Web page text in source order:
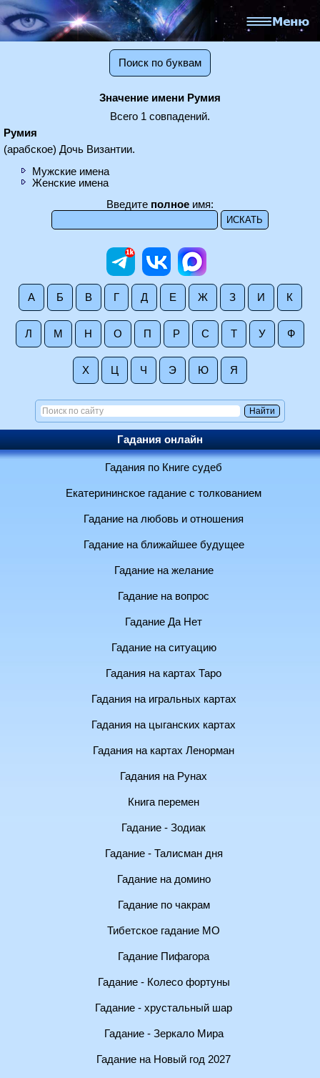
Поиск по буквам
Значение имени Румия
Всего 1 совпадений.
Румия
(арабское) Дочь Византии.
Мужские имена
Женские имена
Введите полное имя:
А Б В Г Д Е Ж З И К
Л М Н О П Р С Т У Ф
Х Ц Ч Э Ю Я
Гадания онлайн
Гадания по Книге судеб
Екатерининское гадание с толкованием
Гадание на любовь и отношения
Гадание на ближайшее будущее
Гадание на желание
Гадание на вопрос
Гадание Да Нет
Гадание на ситуацию
Гадания на картах Таро
Гадания на игральных картах
Гадания на цыганских картах
Гадания на картах Ленорман
Гадания на Рунах
Книга перемен
Гадание - Зодиак
Гадание - Талисман дня
Гадание на домино
Гадание по чакрам
Тибетское гадание МО
Гадание Пифагора
Гадание - Колесо фортуны
Гадание - хрустальный шар
Гадание - Зеркало Мира
Гадание на Новый год 2027